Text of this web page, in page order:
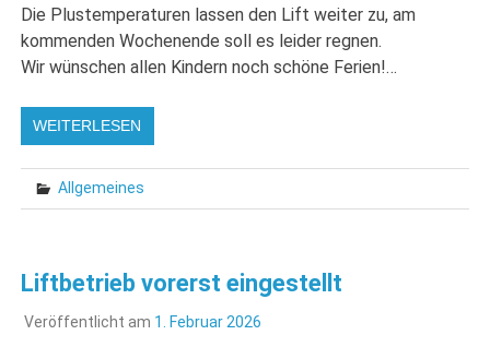
Die Plustemperaturen lassen den Lift weiter zu, am
kommenden Wochenende soll es leider regnen.
Wir wünschen allen Kindern noch schöne Ferien!…
WEITERLESEN
Allgemeines
Liftbetrieb vorerst eingestellt
Veröffentlicht am 1. Februar 2026